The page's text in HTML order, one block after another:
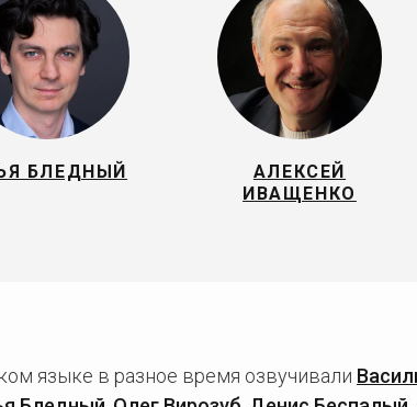
БЛЕДНЫЙ
АЛЕКСЕЙ
ИВАЩЕНКО
языке в разное время озвучивали